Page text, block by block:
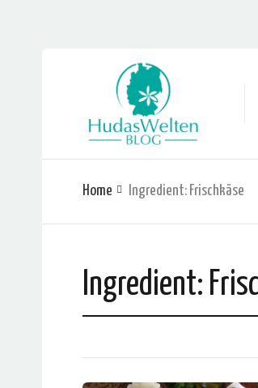
Home Ingredient: Frischkäse
Ingredient: